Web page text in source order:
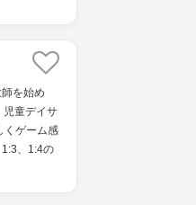
を始め
児童デイサ
くゲーム感
、1:4の